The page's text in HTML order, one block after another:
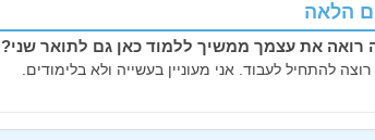
הלאה
את עצמך ממשיך ללמוד כאן גם לתואר שני?
רוצה להתחיל לעבוד. אני מעוניין בעשייה ולא בלימודים.